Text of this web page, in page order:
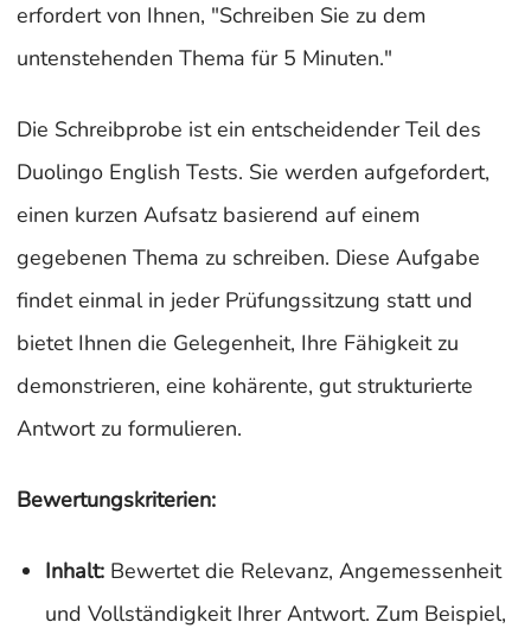
erfordert von Ihnen, "Schreiben Sie zu dem
untenstehenden Thema für 5 Minuten."
Die Schreibprobe ist ein entscheidender Teil des
Duolingo English Tests. Sie werden aufgefordert,
einen kurzen Aufsatz basierend auf einem
gegebenen Thema zu schreiben. Diese Aufgabe
findet einmal in jeder Prüfungssitzung statt und
bietet Ihnen die Gelegenheit, Ihre Fähigkeit zu
demonstrieren, eine kohärente, gut strukturierte
Antwort zu formulieren.
Bewertungskriterien:
Inhalt: Bewertet die Relevanz, Angemessenheit
und Vollständigkeit Ihrer Antwort. Zum Beispiel,